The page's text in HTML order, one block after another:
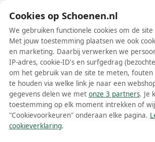
Schoenen.nl
Wis
Witte Ellesse lage
Meer lezen
Cookies op Schoenen.nl
We gebruiken functionele cookies om de
Met jouw toestemming plaatsen we ook
en marketing. Daarbij verwerken we
IP-adres, cookie-ID's en surfgedrag
om het gebruik van de site te meten, fouten
te houden via welke link je naar een
gegevens delen we met onze 3 partners. Je
toestemming op elk moment intrekken of
"Cookievoorkeuren" onderaan elke pagina.
cookieverklaring.